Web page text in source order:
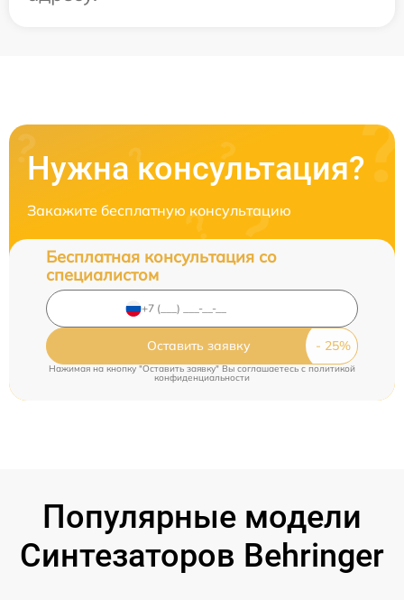
Нужна консультация?
Закажите бесплатную консультацию
Бесплатная консультация со
специалистом
Оставить заявку
Нажимая на кнопку "Оставить заявку" Вы соглашаетесь cполитикой
конфиденциальности
Популярные модели
Синтезаторов Behringer